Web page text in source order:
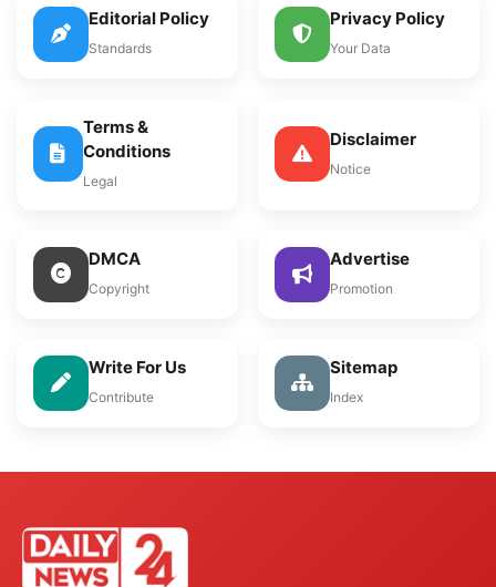
Editorial Policy
Standards
Privacy Policy
Your Data
Terms &
Conditions
Legal
Disclaimer
Notice
DMCA
Copyright
Advertise
Promotion
Write For Us
Contribute
Sitemap
Index